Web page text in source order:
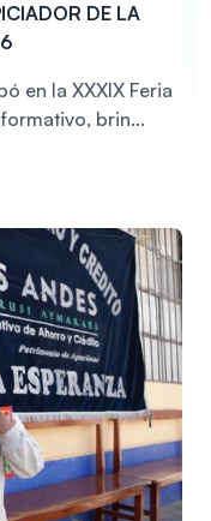
DE LA
en la XXXIX Feria
brin...